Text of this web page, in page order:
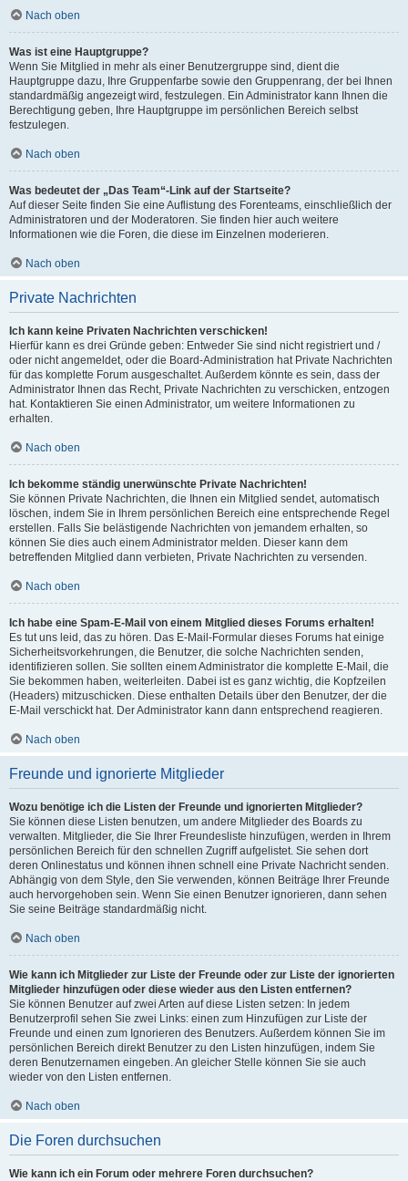
Nach oben
Was ist eine Hauptgruppe?
Wenn Sie Mitglied in mehr als einer Benutzergruppe sind, dient die
Hauptgruppe dazu, Ihre Gruppenfarbe sowie den Gruppenrang, der bei Ihnen
standardmäßig angezeigt wird, festzulegen. Ein Administrator kann Ihnen die
Berechtigung geben, Ihre Hauptgruppe im persönlichen Bereich selbst
festzulegen.
Nach oben
Was bedeutet der „Das Team“-Link auf der Startseite?
Auf dieser Seite finden Sie eine Auflistung des Forenteams, einschließlich der
Administratoren und der Moderatoren. Sie finden hier auch weitere
Informationen wie die Foren, die diese im Einzelnen moderieren.
Nach oben
Private Nachrichten
Ich kann keine Privaten Nachrichten verschicken!
Hierfür kann es drei Gründe geben: Entweder Sie sind nicht registriert und /
oder nicht angemeldet, oder die Board-Administration hat Private Nachrichten
für das komplette Forum ausgeschaltet. Außerdem könnte es sein, dass der
Administrator Ihnen das Recht, Private Nachrichten zu verschicken, entzogen
hat. Kontaktieren Sie einen Administrator, um weitere Informationen zu
erhalten.
Nach oben
Ich bekomme ständig unerwünschte Private Nachrichten!
Sie können Private Nachrichten, die Ihnen ein Mitglied sendet, automatisch
löschen, indem Sie in Ihrem persönlichen Bereich eine entsprechende Regel
erstellen. Falls Sie belästigende Nachrichten von jemandem erhalten, so
können Sie dies auch einem Administrator melden. Dieser kann dem
betreffenden Mitglied dann verbieten, Private Nachrichten zu versenden.
Nach oben
Ich habe eine Spam-E-Mail von einem Mitglied dieses Forums erhalten!
Es tut uns leid, das zu hören. Das E-Mail-Formular dieses Forums hat einige
Sicherheitsvorkehrungen, die Benutzer, die solche Nachrichten senden,
identifizieren sollen. Sie sollten einem Administrator die komplette E-Mail, die
Sie bekommen haben, weiterleiten. Dabei ist es ganz wichtig, die Kopfzeilen
(Headers) mitzuschicken. Diese enthalten Details über den Benutzer, der die
E-Mail verschickt hat. Der Administrator kann dann entsprechend reagieren.
Nach oben
Freunde und ignorierte Mitglieder
Wozu benötige ich die Listen der Freunde und ignorierten Mitglieder?
Sie können diese Listen benutzen, um andere Mitglieder des Boards zu
verwalten. Mitglieder, die Sie Ihrer Freundesliste hinzufügen, werden in Ihrem
persönlichen Bereich für den schnellen Zugriff aufgelistet. Sie sehen dort
deren Onlinestatus und können ihnen schnell eine Private Nachricht senden.
Abhängig von dem Style, den Sie verwenden, können Beiträge Ihrer Freunde
auch hervorgehoben sein. Wenn Sie einen Benutzer ignorieren, dann sehen
Sie seine Beiträge standardmäßig nicht.
Nach oben
Wie kann ich Mitglieder zur Liste der Freunde oder zur Liste der ignorierten
Mitglieder hinzufügen oder diese wieder aus den Listen entfernen?
Sie können Benutzer auf zwei Arten auf diese Listen setzen: In jedem
Benutzerprofil sehen Sie zwei Links: einen zum Hinzufügen zur Liste der
Freunde und einen zum Ignorieren des Benutzers. Außerdem können Sie im
persönlichen Bereich direkt Benutzer zu den Listen hinzufügen, indem Sie
deren Benutzernamen eingeben. An gleicher Stelle können Sie sie auch
wieder von den Listen entfernen.
Nach oben
Die Foren durchsuchen
Wie kann ich ein Forum oder mehrere Foren durchsuchen?